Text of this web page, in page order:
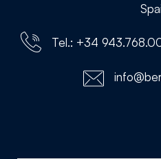
Tel.: +34